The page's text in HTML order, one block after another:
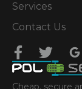
Services
Contact Us
Cheap, secure